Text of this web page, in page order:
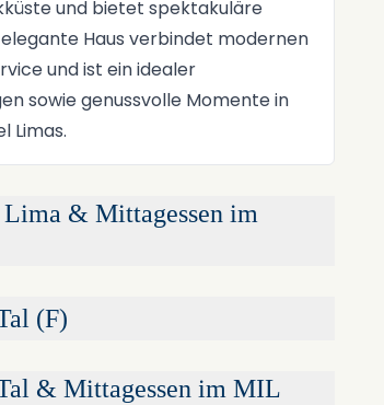
und bietet spektakuläre
Haus verbindet modernen
und ist ein idealer
sowie genussvolle Momente in
Limas.
Lima & Mittagessen im
(F)
& Mittagessen im MIL